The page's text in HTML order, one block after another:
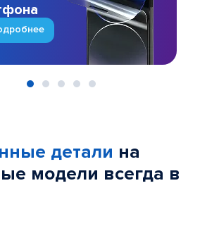
детали на
модели всегда в